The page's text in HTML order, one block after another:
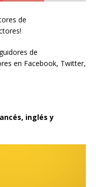
de
de
en Facebook, Twitter,
inglés y